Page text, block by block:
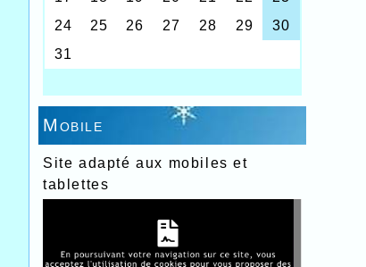
Mobile
Site adapté aux mobiles et
tablettes